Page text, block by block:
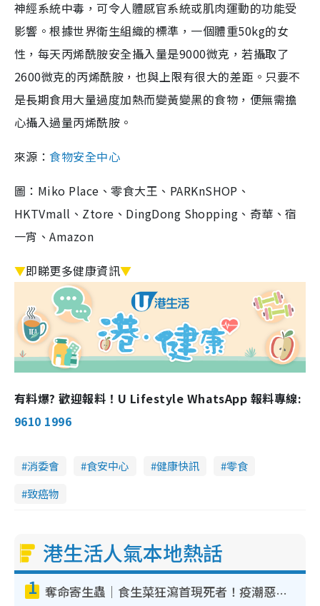
神經系統中毒，可令人體感官系統或肌肉運動的功能受
影響。根據世界衛生組織的標準，一個體重50kg的女
性，每天丙烯酰胺安全攝入量是9000微克，若攝取了
2600微克的丙烯酰胺，也與上限有很大的差距。只要不
是長期食用大量過度加熱而變黃變黑的食物，便無需擔
心攝入過量丙烯酰胺。
來源： 食物安全中心
圖：Miko Place、零食大王、PARKnSHOP、
HKTVmall、Ztore、DingDong Shopping、奇華、宿
一宵、Amazon
▼即睇更多健康資訊▼
有料爆? 歡迎報料！U Lifestyle WhatsApp 報料專線:
9610 1996
消委會 食安中心 健康快訊
零食
致癌物
港生活人氣本地熱話
1 奪命寄生蟲｜食生菜狂瀉首現死者！疫潮惡化錄1.8萬宗病例 揭洗菜3大謬誤